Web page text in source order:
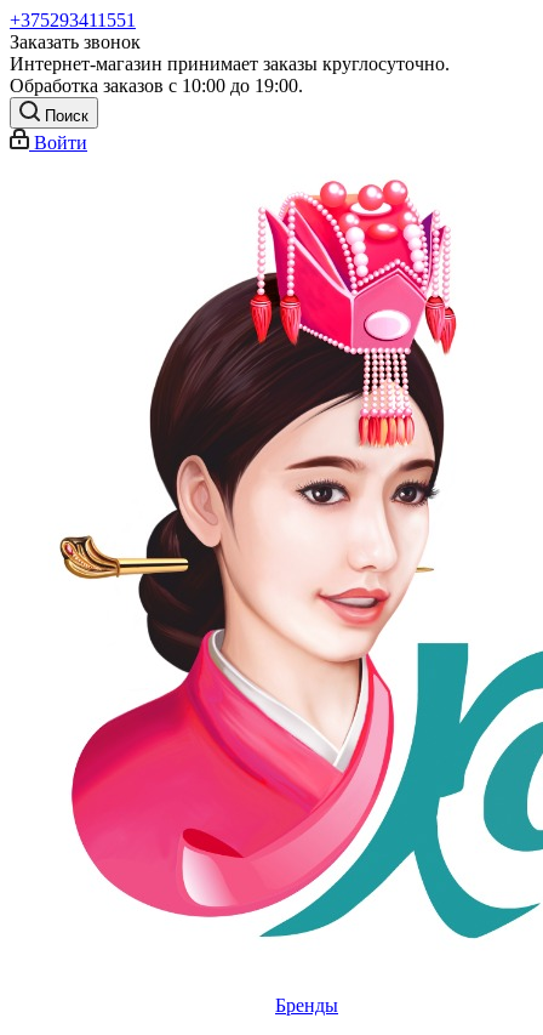
+375293411551
Заказать звонок
Интернет-магазин принимает заказы круглосуточно.
Обработка заказов с 10:00 до 19:00.
Поиск
Войти
Бренды